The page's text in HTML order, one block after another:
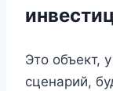
Это объект,
сценарий,